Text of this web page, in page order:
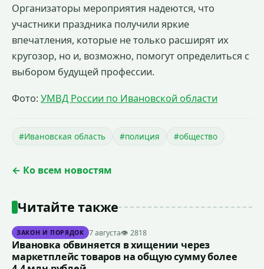
Организаторы мероприятия надеются, что
участники праздника получили яркие
впечатления, которые не только расширят их
кругозор, но и, возможно, помогут определиться с
выбором будущей профессии.
Фото: УМВД России по Ивановской области
#Ивановская область #полиция #общество
← Ко всем новостям
Читайте также
ЗАКОН И ПОРЯДОК 7 августа👁 2818
Ивановка обвиняется в хищении через
маркетплейс товаров на общую сумму более